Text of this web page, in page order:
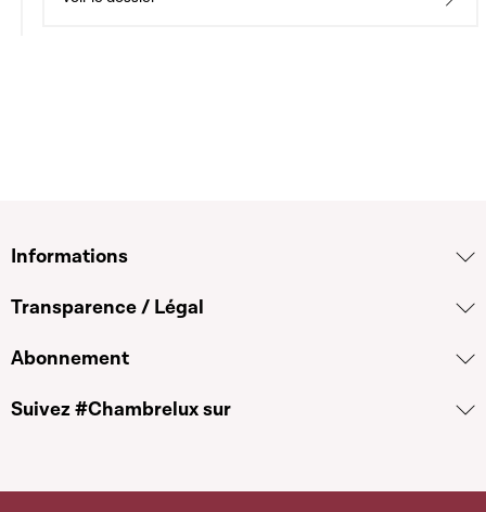
Informations
Transparence / Légal
Abonnement
Suivez #Chambrelux sur